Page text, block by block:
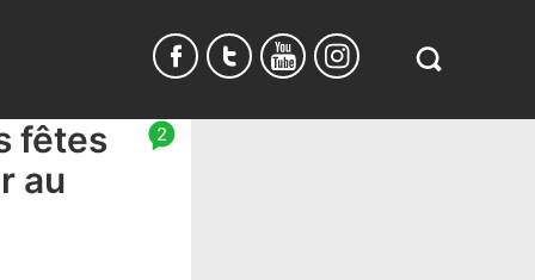
Search
2
fêtes
au